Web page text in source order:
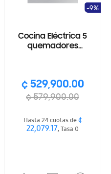
Cocina Eléctrica 5
quemadores
¢ 529,900.00
¢ 579,900.00
-9%
Hasta 24 cuotas de¢
22,079.17, Tasa 0